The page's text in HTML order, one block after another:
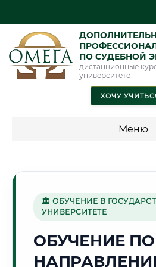
ПО СУДЕБНОЙ
дистанционные
университете
ХОЧУ
Меню
специальности"
Стоимость по программам обучения
Стоимость по программам обучения
🏛 ОБУЧЕНИЕ В
УНИВЕРСИТЕТЕ
ОБУЧЕНИЕ ПО